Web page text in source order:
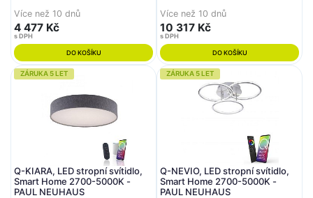
Více než 10 dnů
4 477 Kč
s DPH
DO KOŠÍKU
Více než 10 dnů
10 317 Kč
s DPH
DO KOŠÍKU
ZÁRUKA 5 LET
Q-KIARA, LED stropní svítidlo,
Smart Home 2700-5000K -
PAUL NEUHAUS
ZÁRUKA 5 LET
Q-NEVIO, LED stropní svítidlo,
Smart Home 2700-5000K -
PAUL NEUHAUS